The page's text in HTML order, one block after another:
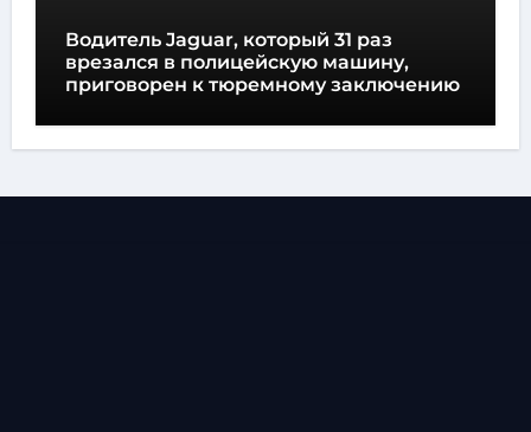
Водитель Jaguar, который 31 раз
врезался в полицейскую машину,
приговорен к тюремному заключению